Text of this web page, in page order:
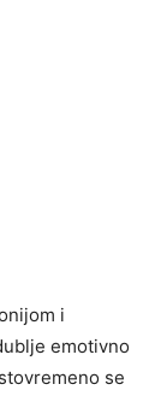
i
emotivno
se